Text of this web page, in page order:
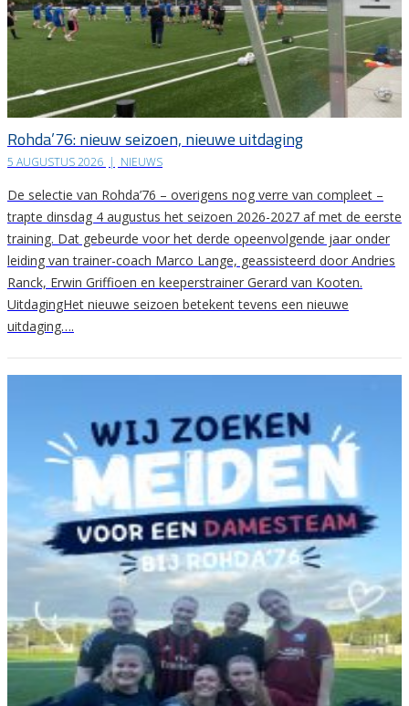
Rohda’76: nieuw seizoen, nieuwe uitdaging
5 AUGUSTUS 2026 | NIEUWS
De selectie van Rohda’76 – overigens nog verre van compleet –
trapte dinsdag 4 augustus het seizoen 2026-2027 af met de eerste
training. Dat gebeurde voor het derde opeenvolgende jaar onder
leiding van trainer-coach Marco Lange, geassisteerd door Andries
Ranck, Erwin Griffioen en keeperstrainer Gerard van Kooten.
UitdagingHet nieuwe seizoen betekent tevens een nieuwe
uitdaging….